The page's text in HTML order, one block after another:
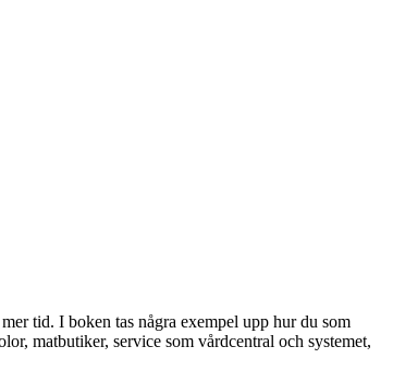
tid. I boken tas några exempel upp hur du som
matbutiker, service som vårdcentral och systemet,